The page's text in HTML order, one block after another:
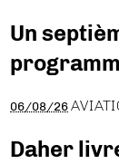
Un
06/08/26
Daher